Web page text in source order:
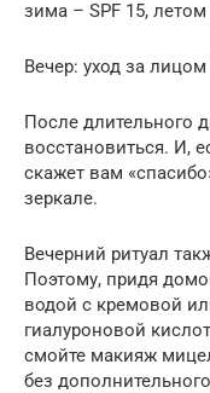
зима – SPF 15,
Вечер: уход за
После длительного
восстановиться. И,
скажет вам
зеркале.
Вечерний ритуал
Поэтому, придя
водой с кремовой
гиалуроновой
смойте макияж
без